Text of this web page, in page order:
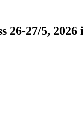
26-27/5, 2026